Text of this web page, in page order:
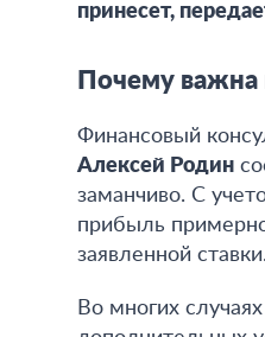
принесет,
Почему важна
Финансовый
Алексей Родин
заманчиво. С
прибыль
заявленной ставки.
Во многих